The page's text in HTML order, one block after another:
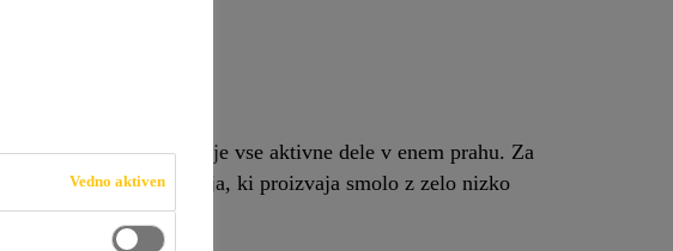
tako, da vsebuje vse aktivne dele v enem prahu. Za
aktivira kemična reakcija, ki proizvaja smolo z zelo nizko
Vedno aktiven